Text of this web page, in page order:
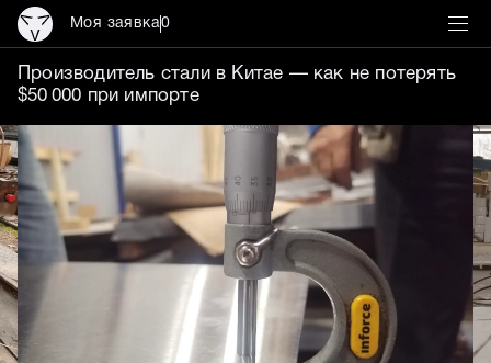
Моя заявка0
Производитель стали в
Производитель стали в Китае — как не потерять
$50 000 при импорте